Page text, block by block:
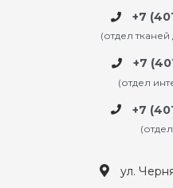
+7
(отдел
+7
(отдел
+7
ул.